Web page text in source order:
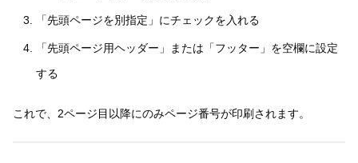
「先頭ページを別指定」にチェックを入れる
「先頭ページ用ヘッダー」または「フッター」を空欄に設定
する
これで、2ページ目以降にのみページ番号が印刷されます。